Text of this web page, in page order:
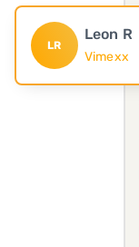
LR
Leon R
Vimexx